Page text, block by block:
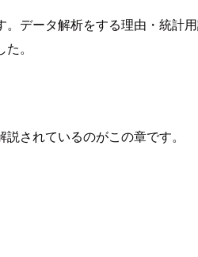
データ解析をする理由・統計
。
されているのがこの章です。